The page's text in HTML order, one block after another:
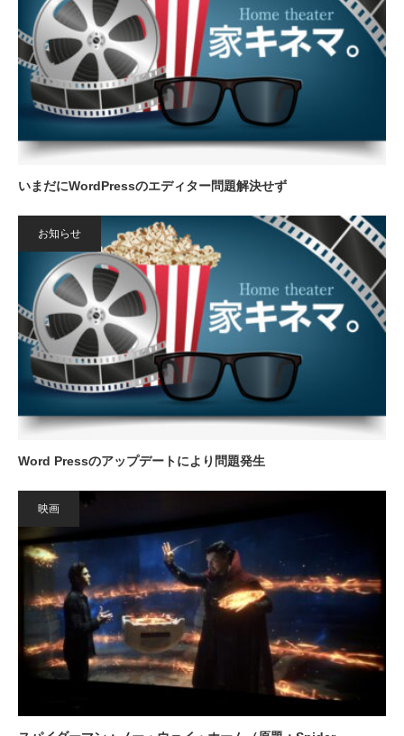
いまだにWordPressのエディター問題解決せず
お知らせ
Word Pressのアップデートにより問題発生
映画